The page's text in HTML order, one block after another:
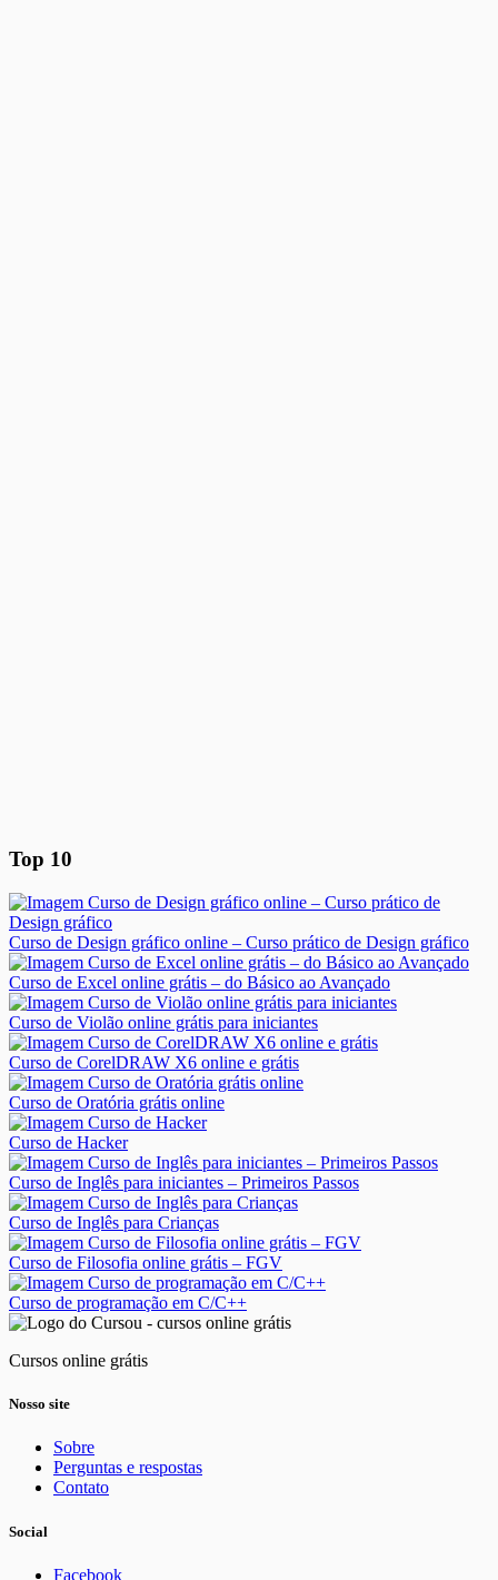
Top 10
Curso de Design gráfico online – Curso prático de Design gráfico
Curso de Excel online grátis – do Básico ao Avançado
Curso de Violão online grátis para iniciantes
Curso de CorelDRAW X6 online e grátis
Curso de Oratória grátis online
Curso de Hacker
Curso de Inglês para iniciantes – Primeiros Passos
Curso de Inglês para Crianças
Curso de Filosofia online grátis – FGV
Curso de programação em C/C++
Cursos online grátis
Nosso site
Sobre
Perguntas e respostas
Contato
Social
Facebook